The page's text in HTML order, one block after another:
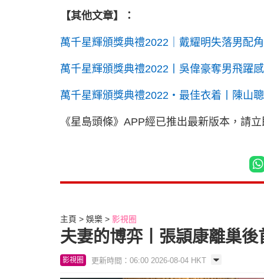
【其他文章】：
萬千星輝頒獎典禮2022｜戴耀明失落男配
萬千星輝頒獎典禮2022丨吳偉豪奪男飛躍
萬千星輝頒獎典禮2022‧最佳衣着丨陳山
《星島頭條》APP經已推出最新版本，請
主頁 娛樂 影視圈
夫妻的博弈丨張頴康離巢
影視圈 更新時間：06:00 2026-08-04 HKT